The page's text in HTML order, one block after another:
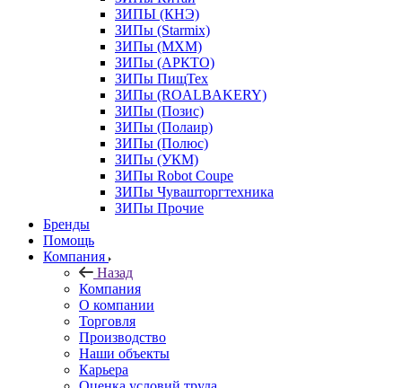
ЗИПЫ (КНЭ)
ЗИПы (Starmix)
ЗИПы (МХМ)
ЗИПы (АРКТО)
ЗИПы ПищТех
ЗИПы (ROALBAKERY)
ЗИПы (Позис)
ЗИПы (Полаир)
ЗИПы (Полюс)
ЗИПы (УКМ)
ЗИПы Robot Coupe
ЗИПы Чувашторгтехника
ЗИПы Прочие
Бренды
Помощь
Компания
Назад
Компания
О компании
Торговля
Производство
Наши объекты
Карьера